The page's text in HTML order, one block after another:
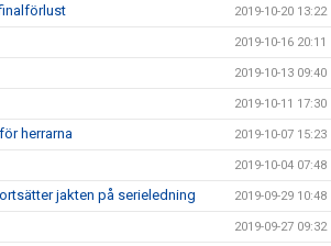
2019-10-20 13:22
2019-10-16 20:11
2019-10-13 09:40
2019-10-11 17:30
herrarna 2019-10-07 15:23
2019-10-04 07:48
jakten på serieledning 2019-09-29 10:48
2019-09-27 09:32